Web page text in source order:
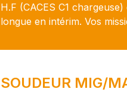
H.F (CACES C1
longue en intérim. Vos
SOUDEUR MIG/